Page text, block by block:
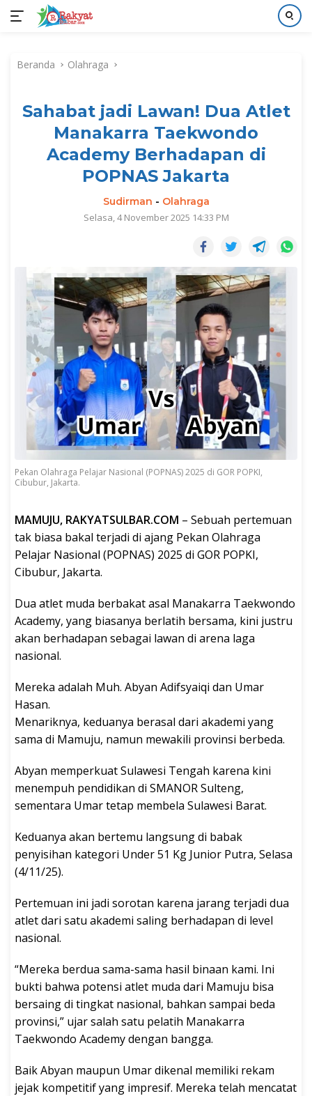
kontenBeranda Olahraga
Sahabat jadi Lawan! Dua Atlet
Manakarra Taekwondo
Academy Berhadapan di
POPNAS Jakarta
Sudirman - Olahraga
Selasa, 4 November 2025 14:33 PM
Pekan Olahraga Pelajar Nasional (POPNAS) 2025 di GOR POPKI,
Cibubur, Jakarta.
MAMUJU, RAKYATSULBAR.COM – Sebuah pertemuan
tak biasa bakal terjadi di ajang Pekan Olahraga
Pelajar Nasional (POPNAS) 2025 di GOR POPKI,
Cibubur, Jakarta.
Dua atlet muda berbakat asal Manakarra Taekwondo
Academy, yang biasanya berlatih bersama, kini justru
akan berhadapan sebagai lawan di arena laga
nasional.
Mereka adalah Muh. Abyan Adifsyaiqi dan Umar
Hasan.
Menariknya, keduanya berasal dari akademi yang
sama di Mamuju, namun mewakili provinsi berbeda.
Abyan memperkuat Sulawesi Tengah karena kini
menempuh pendidikan di SMANOR Sulteng,
sementara Umar tetap membela Sulawesi Barat.
Keduanya akan bertemu langsung di babak
penyisihan kategori Under 51 Kg Junior Putra, Selasa
(4/11/25).
Pertemuan ini jadi sorotan karena jarang terjadi dua
atlet dari satu akademi saling berhadapan di level
nasional.
“Mereka berdua sama-sama hasil binaan kami. Ini
bukti bahwa potensi atlet muda dari Mamuju bisa
bersaing di tingkat nasional, bahkan sampai beda
provinsi,” ujar salah satu pelatih Manakarra
Taekwondo Academy dengan bangga.
Baik Abyan maupun Umar dikenal memiliki rekam
jejak kompetitif yang impresif. Mereka telah mencatat